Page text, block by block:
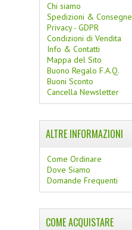
Chi siamo
Spedizioni & Consegne
Privacy - GDPR
Condizioni di Vendita
Info & Contatti
Mappa del Sito
Buono Regalo F.A.Q.
Buoni Sconto
Cancella Newsletter
ALTRE INFORMAZIONI
Come Ordinare
Dove Siamo
Domande Frequenti
COME ACQUISTARE